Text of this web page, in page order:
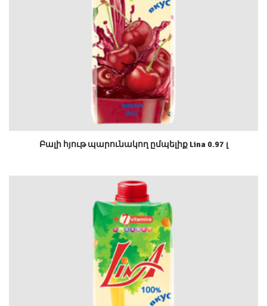
Բալի հյութ պարունակող ըմպելիք Lina 0.97 լ